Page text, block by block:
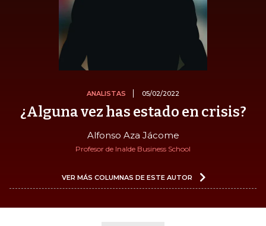
ANALISTAS 05/02/2022
¿Alguna vez has estado en crisis?
Alfonso Aza Jácome
Profesor de Inalde Business School
VER MÁS COLUMNAS DE ESTE AUTOR